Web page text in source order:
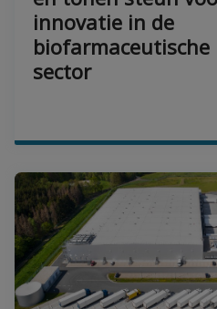
innovatie in de
biofarmaceutische
sector